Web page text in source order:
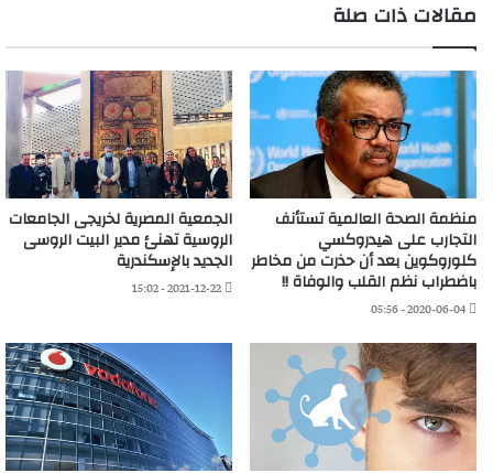
مقالات ذات صلة
منظمة الصحة العالمية تستأنف
التجارب على هيدروكسي
كلوروكوين بعد أن حذرت من مخاطر
باضطراب نظم القلب والوفاة !!
2020-06-04 - 05:56
الجمعية المصرية لخريجى الجامعات
الروسية تهنئ مدير البيت الروسى
الجديد بالإسكندرية
2021-12-22 - 15:02